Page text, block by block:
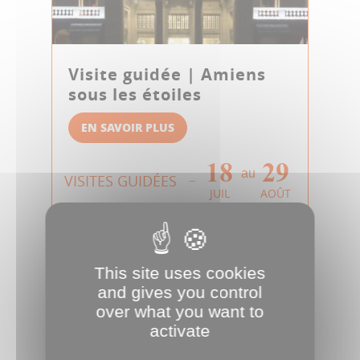
Visite guidée | Amiens
sous les étoiles
EN SAVOIR PLUS
VISITES GUIDÉES 18
JUIL
au 29
AOÛT
This site uses cookies
and gives you control
over what you want to
activate